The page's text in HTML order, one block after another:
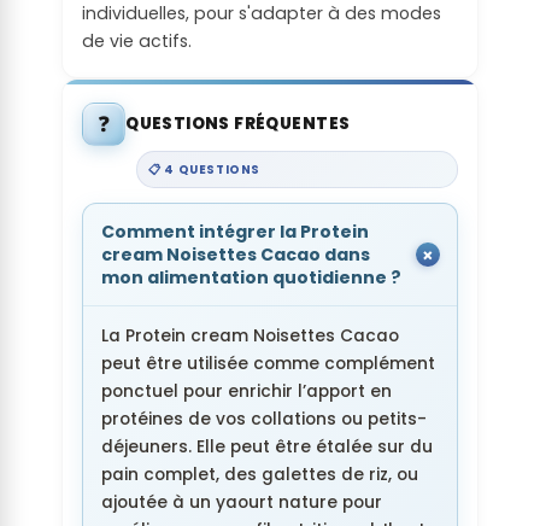
individuelles, pour s'adapter à des modes
de vie actifs.
❓ QUESTIONS FRÉQUENTES
📋 4 QUESTIONS
Comment intégrer la Protein
cream Noisettes Cacao dans
mon alimentation quotidienne ?
La Protein cream Noisettes Cacao
peut être utilisée comme complément
ponctuel pour enrichir l’apport en
protéines de vos collations ou petits-
déjeuners. Elle peut être étalée sur du
pain complet, des galettes de riz, ou
ajoutée à un yaourt nature pour